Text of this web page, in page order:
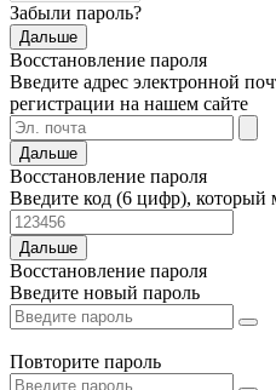
Забыли пароль?
Дальше
Восстановление пароля
Введите адрес электронной
регистрации на нашем сайте
Дальше
Восстановление пароля
Введите код (6 цифр), который
Дальше
Восстановление пароля
Введите новый пароль
Повторите пароль